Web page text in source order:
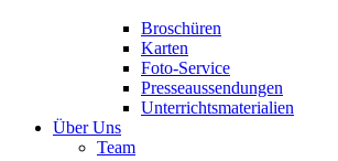
Broschüren
Karten
Foto-Service
Presseaussendungen
Unterrichtsmaterialien
Über Uns
Team